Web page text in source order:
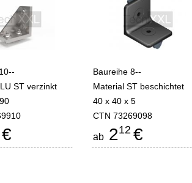
ST verzinkt
€
Baureihe 8--
Material ST beschichtet
40 x 40 x 5
CTN 73269098
ab 212 €